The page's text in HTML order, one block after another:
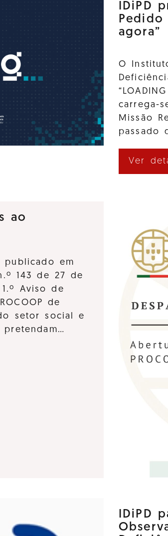
IDiPD
Pedido
agora”
O
carrega-
Missão
passado
Ver
ao
publicado em
143 de 27 de
Aviso de
de
setor social e
IDiPD